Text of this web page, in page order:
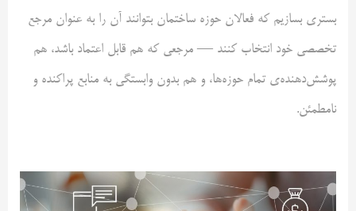
بستری بسازیم که فعالان حوزه ساختمان بتوانند آن را به عنوان مرجع
تخصصی خود انتخاب کنند — مرجعی که هم قابل اعتماد باشد، هم
پوشش‌دهنده‌ی تمام حوزه‌ها، و هم بدون وابستگی به منابع پراکنده و
نامطمئن.